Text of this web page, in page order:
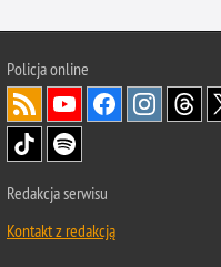
Policjaonline
Redakcja serwisu
Kontakt z redakcją